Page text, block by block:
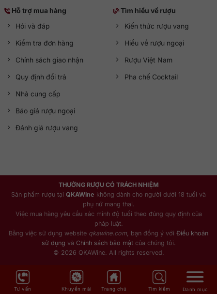
Hỗ trợ mua hàng
Hỏi và đáp
Kiểm tra đơn hàng
Chính sách giao nhận
Quy định đổi trả
Nhà cung cấp
Báo giá rượu ngoại
Đánh giá rượu vang
Tìm hiểu về rượu
Kiến thức rượu vang
Hiểu về rượu ngoại
Rượu Việt Nam
Pha chế Cocktail
THƯỞNG RƯỢU CÓ TRÁCH NHIỆM
Sản phẩm rượu tại QKAWine không dành cho người dưới 18 tuổi và
phụ nữ mang thai.
Việc mua hàng yêu cầu xác minh độ tuổi theo đúng quy định của
pháp luật.
Bằng việc sử dụng website qkawine.com, bạn đồng ý với Điều khoản
sử dụng và Chính sách bảo mậtcủa chúng tôi.
© 2026 QKAWine. All rights reserved.
Tư vấn Khuyến mãi Trang chủ Tìm kiếm Danh mục